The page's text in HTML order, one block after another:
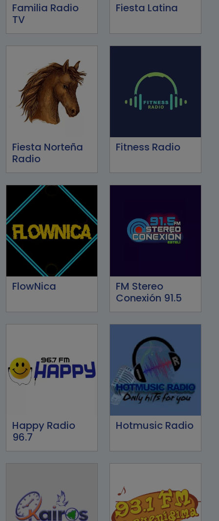
Familia Radio
TV
Fiesta Latina
Fiesta Norteña
Radio
Fitness Radio
FlowNica
FM Stereo
Conexión 91.5
Happy Radio
96.7
Hotmusic Radio